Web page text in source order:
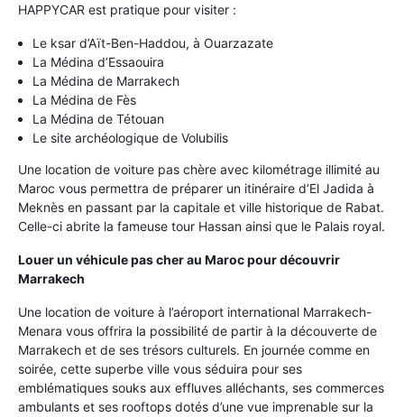
HAPPYCAR est pratique pour visiter :
Le ksar d’Aït-Ben-Haddou, à Ouarzazate
La Médina d’Essaouira
La Médina de Marrakech
La Médina de Fès
La Médina de Tétouan
Le site archéologique de Volubilis
Une location de voiture pas chère avec kilométrage illimité au
Maroc vous permettra de préparer un itinéraire d’El Jadida à
Meknès en passant par la capitale et ville historique de Rabat.
Celle-ci abrite la fameuse tour Hassan ainsi que le Palais royal.
Louer un véhicule pas cher au Maroc pour découvrir
Marrakech
Une location de voiture à l’aéroport international Marrakech-
Menara vous offrira la possibilité de partir à la découverte de
Marrakech et de ses trésors culturels. En journée comme en
soirée, cette superbe ville vous séduira pour ses
emblématiques souks aux effluves alléchants, ses commerces
ambulants et ses rooftops dotés d’une vue imprenable sur la